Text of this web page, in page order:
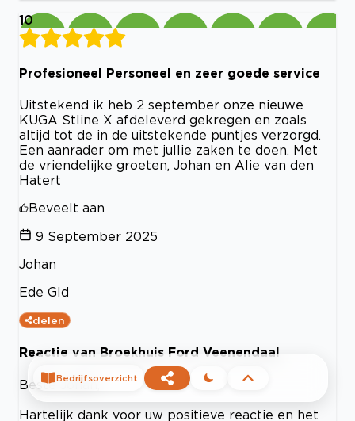
10
Profesioneel Personeel en zeer goede service
Uitstekend ik heb 2 september onze nieuwe
KUGA Stline X afdeleverd gekregen en zoals
altijd tot de in de uitstekende puntjes verzorgd.
Een aanrader om met jullie zaken te doen. Met
de vriendelijke groeten, Johan en Alie van den
Hatert
Beveelt aan
9 September 2025
Johan
Ede Gld
delen
Reactie van Broekhuis Ford Veenendaal
Beste Johan,
Hartelijk dank voor uw positieve reactie en het
Bedrijfsoverzicht